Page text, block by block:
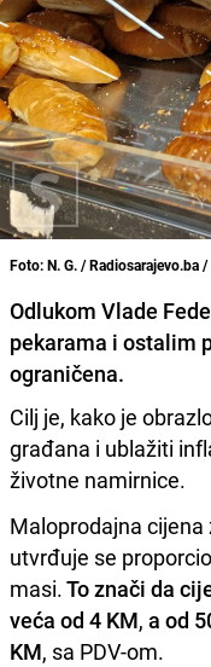
Foto: N. G. / Radiosarajevo.ba
Odlukom Vlade
pekarama i ostalim
ograničena.
Cilj je, kako je
građana i ublažiti
životne namirnice.
Maloprodajna cijena
utvrđuje se
masi.To znači da
veća od 4 KM, a od
KM, sa PDV-om.